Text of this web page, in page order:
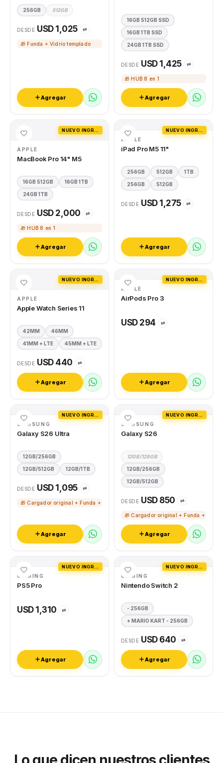
256GB 512GB
DESDE USD 1,025 ⇄
🎁 Funda + Vidrio templado
Agregar
16GB 512GB SSD
16GB 1TB SSD
24GB 1TB SSD
DESDE USD 1,425 ⇄
🎁 HUB 8 en 1
Agregar
APPLE
MacBook Pro 14" M5
16GB 512GB 16GB 1TB
24GB 1TB
DESDE USD 2,000 ⇄
🎁 HUB 8 en 1
Agregar
APPLE
iPad Pro M5 11"
256GB 512GB 1TB
256GB 512GB
DESDE USD 1,275 ⇄
Agregar
APPLE
Apple Watch Series 11
42MM 46MM
41MM + LTE 45MM + LTE
DESDE USD 440 ⇄
Agregar
APPLE
AirPods Pro 3
USD 294 ⇄
Agregar
SAMSUNG
Galaxy S26 Ultra
12GB/256GB
12GB/512GB 12GB/1TB
DESDE USD 1,095 ⇄
🎁 Cargador original + Funda + Vidrio templado
Agregar
SAMSUNG
Galaxy S26
12GB/128GB
12GB/256GB
12GB/512GB
DESDE USD 850 ⇄
🎁 Cargador original + Funda +
Agregar
GAMING
PS5 Pro
USD 1,310 ⇄
Agregar
GAMING
Nintendo Switch 2
- 256GB
+ MARIO KART - 256GB
DESDE USD 640 ⇄
Agregar